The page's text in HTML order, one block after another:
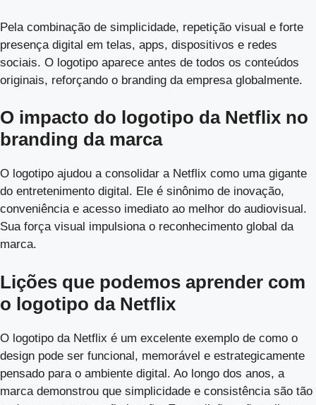
Pela combinação de simplicidade, repetição visual e forte
presença digital em telas, apps, dispositivos e redes
sociais. O logotipo aparece antes de todos os conteúdos
originais, reforçando o branding da empresa globalmente.
O impacto do logotipo da Netflix no
branding da marca
O logotipo ajudou a consolidar a Netflix como uma gigante
do entretenimento digital. Ele é sinônimo de inovação,
conveniência e acesso imediato ao melhor do audiovisual.
Sua força visual impulsiona o reconhecimento global da
marca.
Lições que podemos aprender com
o logotipo da Netflix
O logotipo da Netflix é um excelente exemplo de como o
design pode ser funcional, memorável e estrategicamente
pensado para o ambiente digital. Ao longo dos anos, a
marca demonstrou que simplicidade e consistência são tão